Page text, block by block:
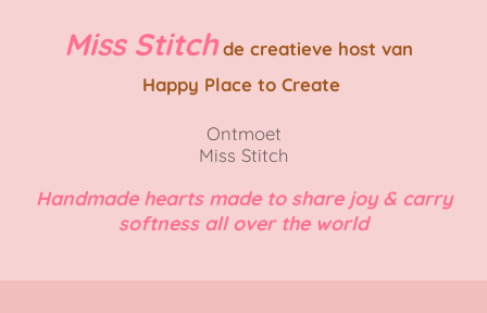
Miss Stitchde creatieve host van
Happy Place to Create
Ontmoet
Miss Stitch
Handmade hearts made to share joy & carry
softness all over the world